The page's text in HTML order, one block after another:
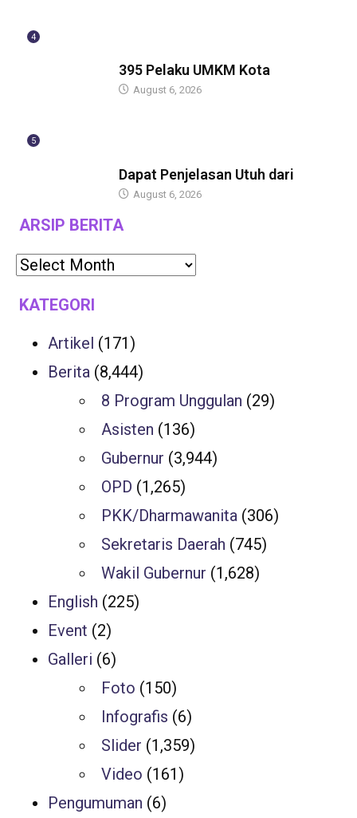
4
395 Pelaku UMKM Kota
August 6, 2026
5
Dapat Penjelasan Utuh dari
August 6, 2026
ARSIP BERITA
KATEGORI
Artikel (171)
Berita (8,444)
8 Program Unggulan (29)
Asisten (136)
Gubernur (3,944)
OPD (1,265)
PKK/Dharmawanita (306)
Sekretaris Daerah (745)
Wakil Gubernur (1,628)
English (225)
Event (2)
Galleri (6)
Foto (150)
Infografis (6)
Slider (1,359)
Video (161)
Pengumuman (6)